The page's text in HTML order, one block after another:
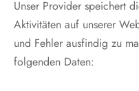
Unser Provider speichert
Aktivitäten auf unserer
und Fehler ausfindig zu
folgenden Daten: